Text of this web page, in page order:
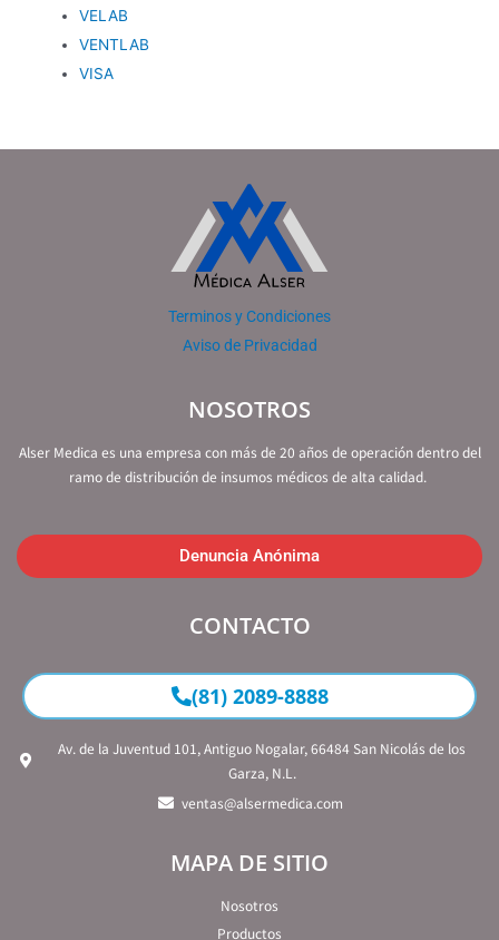
VELAB
VENTLAB
VISA
Terminos y Condiciones
Aviso de Privacidad
NOSOTROS
Alser Medica es una empresa con más de 20 años de operación dentro del
ramo de distribución de insumos médicos de alta calidad.
Denuncia Anónima
CONTACTO
(81) 2089-8888
Av. de la Juventud 101, Antiguo Nogalar, 66484 San Nicolás de los
Garza, N.L.
ventas@alsermedica.com
MAPA DE SITIO
Nosotros
Productos